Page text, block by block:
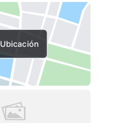
Ubicación